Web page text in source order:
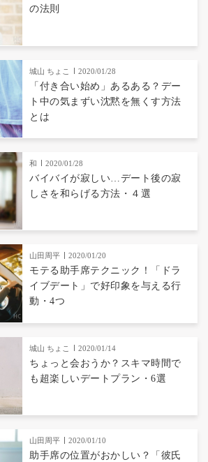
の法則
城山 ちょこ 2020/01/28
「付き合い始め」あるある？デー
ト中の気まずい沈黙を無くす方法
とは
和 2020/01/28
バイバイが寂しい…デート後の寂
しさを和らげる方法・４選
山田周平 2020/01/20
モテる助手席テクニック！「ドラ
イブデート」で好印象を与える行
動・4つ
城山 ちょこ 2020/01/14
ちょっと会おうか？スキマ時間で
も超楽しいデートプラン・6選
山田周平 2020/01/10
助手席の位置がおかしい？「彼氏